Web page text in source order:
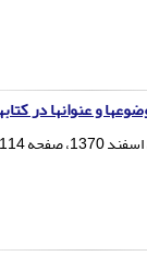
و عنوانها در
114-145